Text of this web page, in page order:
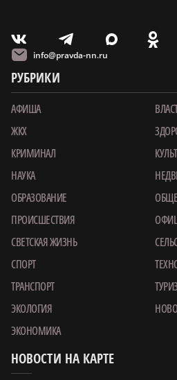
V T X O
info@pravda-nn.ru
РУБРИКИ
АФИША
ЖКХ
КРИМИНАЛ
НАУКА
ОБРАЗОВАНИЕ
ПРОИСШЕСТВИЯ
СВЕТСКАЯ ЖИЗНЬ
СПОРТ
ТРАНСПОРТ
ЭКОЛОГИЯ
ЭКОНОМИКА
НОВОСТИ НА КАРТЕ